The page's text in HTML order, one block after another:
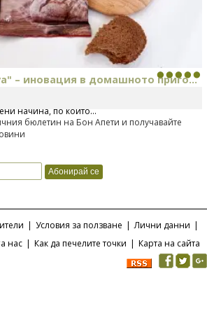
– иновация в домашното приго...
стартира предлагането на изцяло нов
начина, по който...
бюлетин на Бон Апети и получавайте
| Условия за ползване | Лични данни |
нас | Как да печелите точки | Карта на сайта